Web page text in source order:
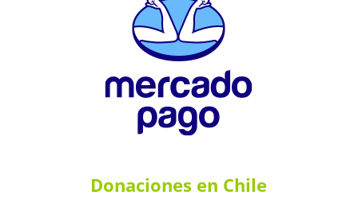
Donaciones en Chile